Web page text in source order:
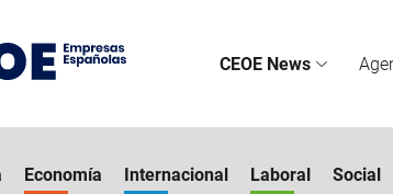
CEOE News
Economía Internacional Laboral Social